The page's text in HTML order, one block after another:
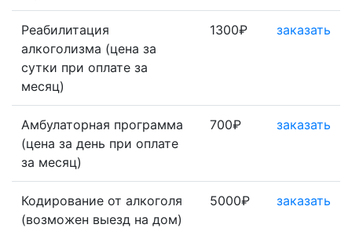
Реабилитация
алкоголизма (цена за
сутки при оплате за
месяц)
1300₽ заказать
Амбулаторная программа
(цена за день при оплате
за месяц)
700₽ заказать
Кодирование от алкоголя
(возможен выезд на дом)
5000₽ заказать